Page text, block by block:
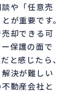
や「任意売
が重要です。
却できる可
保護の面で
と感じたら、
決が難しい
動産会社と